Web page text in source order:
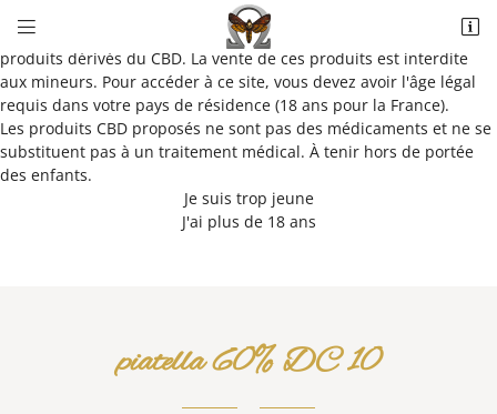
Ce site propose des cigarettes électroniques, e-liquides et
produits dérivés du CBD. La vente de ces produits est interdite
aux mineurs. Pour accéder à ce site, vous devez avoir l'âge légal
requis dans votre pays de résidence (18 ans pour la France).
Les produits CBD proposés ne sont pas des médicaments et ne se
substituent pas à un traitement médical. À tenir hors de portée
des enfants.
Je suis trop jeune
J'ai plus de 18 ans
 
5022 Allée du Parc de Bel Air
41100 Saint-Ouen
02 34 44 58 93
Recopier le code ci-contre
piatella 60% DC 10